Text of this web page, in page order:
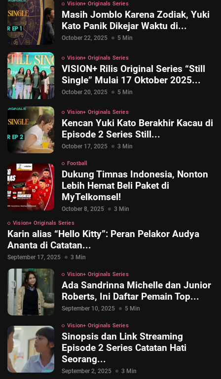
© 2026 Vision+. All rights reserved.
Vision+ Originals Series
Masih Jomblo Karena Zodiak, Yuki
Kato Panik Dikejar Waktu di...
October 22, 2025 5 Min
Vision+ Originals Series
VISION+ Rilis Original Series “Still
Single” Mulai 17 Oktober 2025...
October 20, 2025 5 Min
Vision+ Originals Series
Kencan Yuki Kato Berakhir Kacau di
Episode 2 Series Still...
October 17, 2025 3 Min
Football
Dukung Timnas Indonesia, Nonton
Lebih Hemat Beli Paket di
MyTelkomsel!
October 8, 2025 3 Min
Vision+ Originals Series
Karin alias “Hello Kitty”: Peran Pelakor Audya
Ananta di Catatan...
September 17, 2025 3 Min
Vision+ Originals Series
Ada Sandrinna Michelle dan Junior
Roberts, Ini Daftar Pemain Top...
September 10, 2025 5 Min
Vision+ Originals Series
Sinopsis dan Link Streaming
Episode 2 Series Catatan Hati
Seorang...
September 2, 2025 3 Min